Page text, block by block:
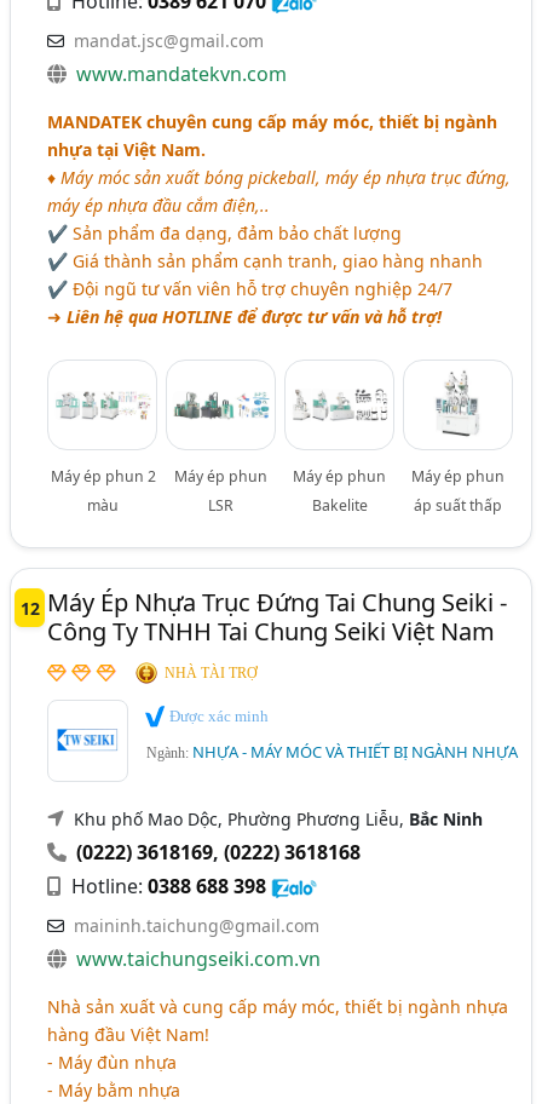
mandat.jsc@gmail.com
www.mandatekvn.com
MANDATEK chuyên cung cấp máy móc, thiết bị ngành
nhựa tại Việt Nam.
♦Máy móc sản xuất bóng pickeball, máy ép nhựa trục đứng,
máy ép nhựa đầu cắm điện,..
✔ Sản phẩm đa dạng, đảm bảo chất lượng
✔ Giá thành sản phẩm cạnh tranh, giao hàng nhanh
✔ Đội ngũ tư vấn viên hỗ trợ chuyên nghiệp 24/7
➜Liên hệ qua HOTLINE để được tư vấn và hỗ trợ!
Máy ép phun 2
màu
Máy ép phun
LSR
Máy ép phun
Bakelite
Máy ép phun
áp suất thấp
12 Máy Ép Nhựa Trục Đứng Tai Chung Seiki -
Công Ty TNHH Tai Chung Seiki Việt Nam
NHÀ TÀI TRỢ
Được xác minh
Ngành: NHỰA - MÁY MÓC VÀ THIẾT BỊ NGÀNH NHỰA
Khu phố Mao Dộc, Phường Phương Liễu, Bắc Ninh
(0222) 3618169,(0222) 3618168
Hotline:0388 688 398
maininh.taichung@gmail.com
www.taichungseiki.com.vn
Nhà sản xuất và cung cấp máy móc, thiết bị ngành nhựa
hàng đầu Việt Nam!
- Máy đùn nhựa
- Máy bằm nhựa